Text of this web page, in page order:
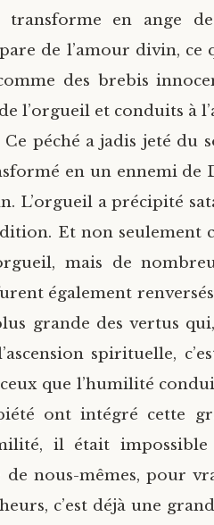
en ange
de l’amour divin, ce
des brebis
l’orgueil et conduits à
péché a jadis jeté du
en un ennemi de
L’orgueil a précipité
Et non seulement
mais de
également
grande des vertus
spirituelle,
que l’humilité
ont intégré cette
il était
de nous-mêmes, pour
c’est déjà une